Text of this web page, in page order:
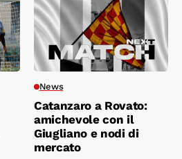
News
Catanzaro a Rovato:
amichevole con il
Giugliano e nodi di
mercato